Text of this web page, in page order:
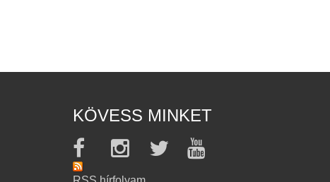
KÖVESS MINKET